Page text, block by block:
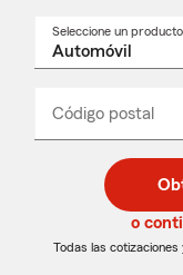
Seleccione un producto
Código postal
de
5
de
5
_____
o
Todas las